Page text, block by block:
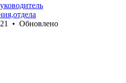
• Обновлено